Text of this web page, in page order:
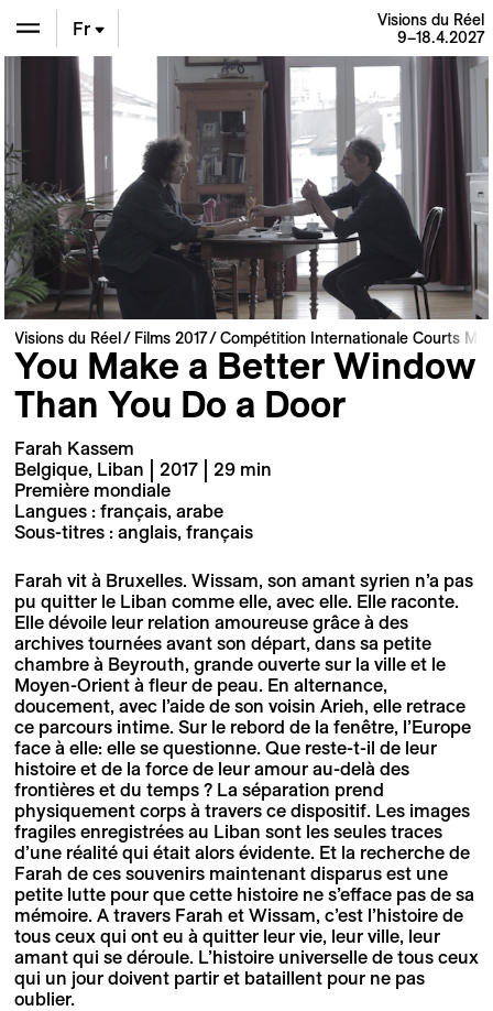
En
De
Fr
Visions du Réel
9–18.4.2027
Visions du Réel Films 2017 Compétition Internationale Courts
You Make a Better Window
Than You Do a Door
Farah Kassem
Belgique, Liban | 2017 | 29 min
Première mondiale
Langues : français, arabe
Sous-titres : anglais, français
Farah vit à Bruxelles. Wissam, son amant syrien n’a pas
pu quitter le Liban comme elle, avec elle. Elle raconte.
Elle dévoile leur relation amoureuse grâce à des
archives tournées avant son départ, dans sa petite
chambre à Beyrouth, grande ouverte sur la ville et le
Moyen-Orient à fleur de peau. En alternance,
doucement, avec l’aide de son voisin Arieh, elle retrace
ce parcours intime. Sur le rebord de la fenêtre, l’Europe
face à elle: elle se questionne. Que reste-t-il de leur
histoire et de la force de leur amour au-delà des
frontières et du temps ? La séparation prend
physiquement corps à travers ce dispositif. Les images
fragiles enregistrées au Liban sont les seules traces
d’une réalité qui était alors évidente. Et la recherche de
Farah de ces souvenirs maintenant disparus est une
petite lutte pour que cette histoire ne s’efface pas de sa
mémoire. A travers Farah et Wissam, c’est l’histoire de
tous ceux qui ont eu à quitter leur vie, leur ville, leur
amant qui se déroule. L’histoire universelle de tous ceux
qui un jour doivent partir et bataillent pour ne pas
oublier.